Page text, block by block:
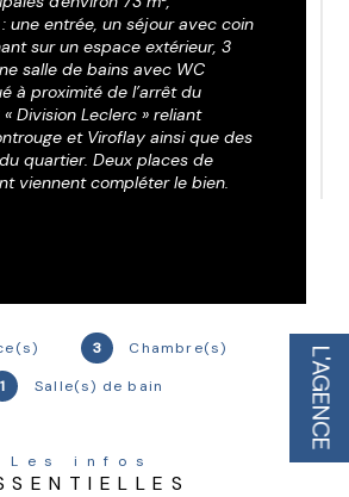
L'AGENCE
3
Chambre(s)
1
Salle(s) de bain
Les infos
une entrée, un séjour avec coin
sur un espace extérieur, 3
salle de bains avec WC
à proximité de l’arrêt du
Division Leclerc » reliant
et Viroflay ainsi que des
quartier. Deux places de
viennent compléter le bien.
2022 : 1.447€
: 674.37€